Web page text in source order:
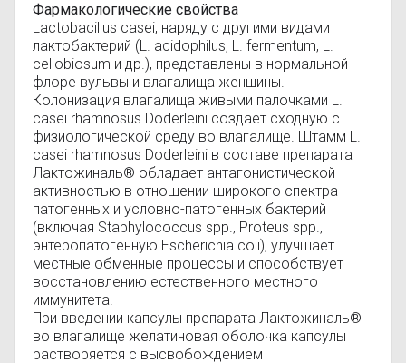
Фармакологические свойства
Lactobacillus casei, наряду с другими видами
лактобактерий (L. аcidophilus, L. fermentum, L.
cellobiosum и др.), представлены в нормальной
флоре вульвы и влагалища женщины.
Колонизация влагалища живыми палочками L.
casei rhamnosus Doderleini создает сходную с
физиологической среду во влагалище. Штамм L.
casei rhamnosus Doderleini в составе препарата
Лактожиналь® обладает антагонистической
активностью в отношении широкого спектра
патогенных и условно-патогенных бактерий
(включая Staphylococcus spp., Proteus spp.,
энтеропатогенную Escherichia coli), улучшает
местные обменные процессы и способствует
восстановлению естественного местного
иммунитета.
При введении капсулы препарата Лактожиналь®
во влагалище желатиновая оболочка капсулы
растворяется с высвобождением